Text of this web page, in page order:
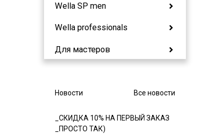
Wella SP men
Wella professionals
Для мастеров
Новости Все новости
_СКИДКА 10% НА ПЕРВЫЙ ЗАКАЗ
_ПРОСТО ТАК)